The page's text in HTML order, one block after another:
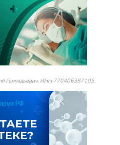
Геннадьевич, ИНН 770406387105,